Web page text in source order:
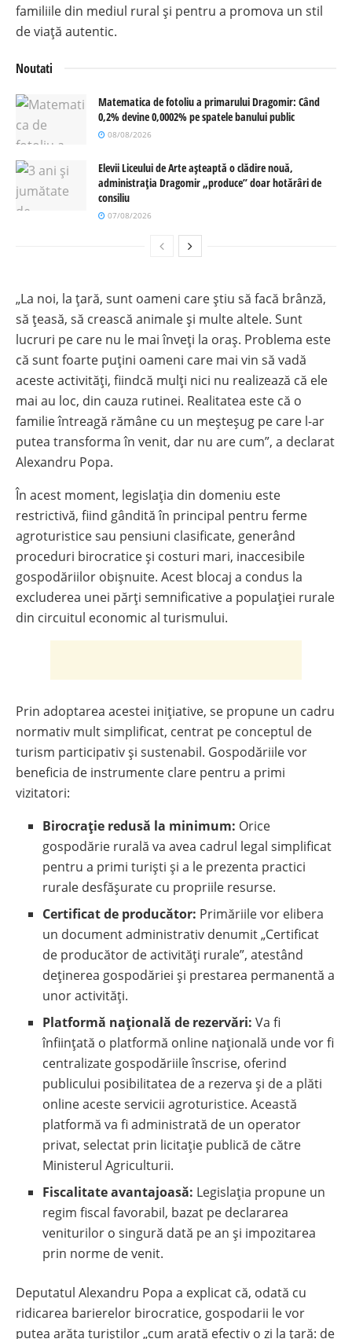
familiile din mediul rural și pentru a promova un stil
de viață autentic.
Noutati
Matematica de fotoliu a primarului Dragomir: Când
0,2% devine 0,0002% pe spatele banului public
08/08/2026
Elevii Liceului de Arte așteaptă o clădire nouă,
administrația Dragomir „produce” doar hotărâri de
consiliu
07/08/2026
„La noi, la țară, sunt oameni care știu să facă brânză,
să țeasă, să crească animale și multe altele. Sunt
lucruri pe care nu le mai înveți la oraș. Problema este
că sunt foarte puțini oameni care mai vin să vadă
aceste activități, fiindcă mulți nici nu realizează că ele
mai au loc, din cauza rutinei. Realitatea este că o
familie întreagă rămâne cu un meșteșug pe care l-ar
putea transforma în venit, dar nu are cum”, a declarat
Alexandru Popa.
În acest moment, legislația din domeniu este
restrictivă, fiind gândită în principal pentru ferme
agroturistice sau pensiuni clasificate, generând
proceduri birocratice și costuri mari, inaccesibile
gospodăriilor obișnuite. Acest blocaj a condus la
excluderea unei părți semnificative a populației rurale
din circuitul economic al turismului.
Prin adoptarea acestei inițiative, se propune un cadru
normativ mult simplificat, centrat pe conceptul de
turism participativ și sustenabil. Gospodăriile vor
beneficia de instrumente clare pentru a primi
vizitatori:
Birocrație redusă la minimum: Orice
gospodărie rurală va avea cadrul legal simplificat
pentru a primi turiști și a le prezenta practici
rurale desfășurate cu propriile resurse.
Certificat de producător: Primăriile vor elibera
un document administrativ denumit „Certificat
de producător de activități rurale”, atestând
deținerea gospodăriei și prestarea permanentă a
unor activități.
Platformă națională de rezervări: Va fi
înființată o platformă online națională unde vor fi
centralizate gospodăriile înscrise, oferind
publicului posibilitatea de a rezerva și de a plăti
online aceste servicii agroturistice. Această
platformă va fi administrată de un operator
privat, selectat prin licitație publică de către
Ministerul Agriculturii.
Fiscalitate avantajoasă: Legislația propune un
regim fiscal favorabil, bazat pe declararea
veniturilor o singură dată pe an și impozitarea
prin norme de venit.
Deputatul Alexandru Popa a explicat că, odată cu
ridicarea barierelor birocratice, gospodarii le vor
putea arăta turiștilor „cum arată efectiv o zi la țară: de